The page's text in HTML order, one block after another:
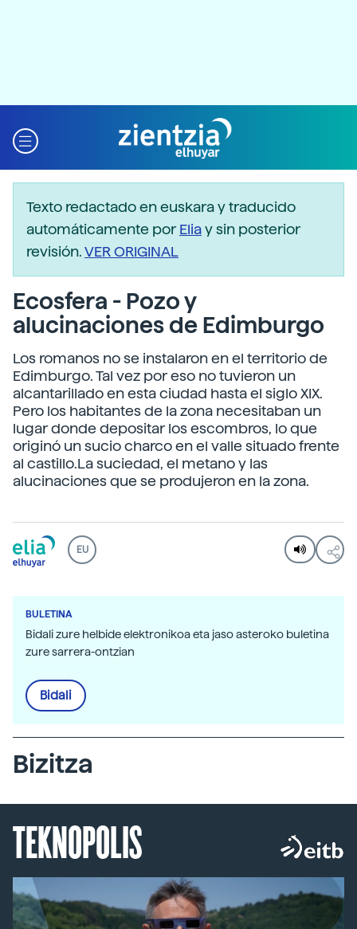
Texto redactado en euskara y traducido
automáticamente porEliay sin posterior
revisión.VER ORIGINAL
Ecosfera - Pozo y
alucinaciones de Edimburgo
Los romanos no se instalaron en el territorio de
Edimburgo. Tal vez por eso no tuvieron un
alcantarillado en esta ciudad hasta el siglo XIX.
Pero los habitantes de la zona necesitaban un
lugar donde depositar los escombros, lo que
originó un sucio charco en el valle situado frente
al castillo.La suciedad, el metano y las
alucinaciones que se produjeron en la zona.
EU
BULETINA
Bidali zure helbide elektronikoa eta jaso asteroko buletina
zure sarrera-ontzian
Bidali
Bizitza
TEKNOPOLIS